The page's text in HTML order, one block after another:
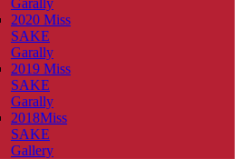
Garally
2020 Miss
SAKE
Garally
2019 Miss
SAKE
Garally
2018Miss
SAKE
Gallery